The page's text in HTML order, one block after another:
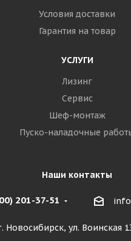
Условия доставки
Гарантия на товар
УСЛУГИ
Лизинг
Сервис
Шеф-монтаж
Пуско-наладочные
Наши контакты
201-37-51
Новосибирск, ул. Воинская